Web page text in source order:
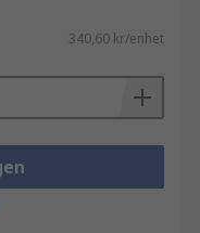
340,60 kr/enhet